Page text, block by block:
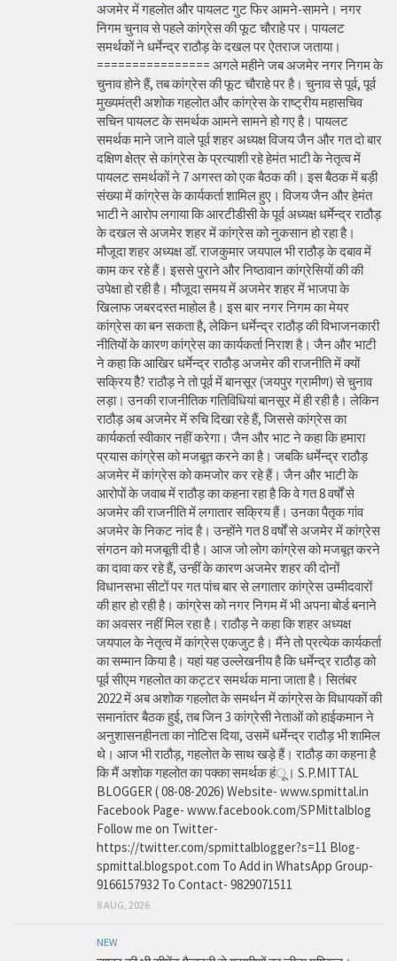
अजमेर में गहलोत और पायलट गुट फिर आमने-सामने। नगर
निगम चुनाव से पहले कांग्रेस की फूट चौराहे पर। पायलट
समर्थकों ने धर्मेन्द्र राठौड़ के दखल पर ऐतराज जताया।
================ अगले महीने जब अजमेर नगर निगम के
चुनाव होने हैं, तब कांग्रेस की फूट चौराहे पर है। चुनाव से पूर्व, पूर्व
मुख्यमंत्री अशोक गहलोत और कांग्रेस के राष्ट्रीय महासचिव
सचिन पायलट के समर्थक आमने सामने हो गए है। पायलट
समर्थक माने जाने वाले पूर्व शहर अध्यक्ष विजय जैन और गत दो बार
दक्षिण क्षेत्र से कांग्रेस के प्रत्याशी रहे हेमंत भाटी के नेतृत्व में
पायलट समर्थकों ने 7 अगस्त को एक बैठक की। इस बैठक में बड़ी
संख्या में कांग्रेस के कार्यकर्ता शामिल हुए। विजय जैन और हेमंत
भाटी ने आरोप लगाया कि आरटीडीसी के पूर्व अध्यक्ष धर्मेन्द्र राठौड़
के दखल से अजमेर शहर में कांग्रेस को नुकसान हो रहा है।
मौजूदा शहर अध्यक्ष डॉ. राजकुमार जयपाल भी राठौड़ के दबाव में
काम कर रहे हैं। इससे पुराने और निष्ठावान कांग्रेसियों की की
उपेक्षा हो रही है। मौजूदा समय में अजमेर शहर में भाजपा के
खिलाफ जबरदस्त माहोल है। इस बार नगर निगम का मेयर
कांग्रेस का बन सकता है, लेकिन धर्मेन्द्र राठौड़ की विभाजनकारी
नीतियों के कारण कांग्रेस का कार्यकर्ता निराश है। जैन और भाटी
ने कहा कि आखिर धर्मेन्द्र राठौड़ अजमेर की राजनीति में क्यों
सक्रिय हैै? राठौड़ ने तो पूर्व में बानसूर (जयपुर ग्रामीण) से चुनाव
लड़ा। उनकी राजनीतिक गतिविधियां बानसूर में ही रही है। लेकिन
राठौड़ अब अजमेर में रुचि दिखा रहे हैं, जिससे कांग्रेस का
कार्यकर्ता स्वीकार नहीं करेगा। जैन और भाट ने कहा कि हमारा
प्रयास कांग्रेस को मजबूत करने का है। जबकि धर्मेन्द्र राठौड़
अजमेर में कांग्रेस को कमजोर कर रहे हैं। जैन और भाटी के
आरोपों के जवाब में राठौड़ का कहना रहा है कि वे गत 8 वर्षों से
अजमेर की राजनीति में लगातार सक्रिय हैं। उनका पैतृक गांव
अजमेर के निकट नांद है। उन्होंने गत 8 वर्षों से अजमेर में कांग्रेस
संगठन को मजबूती दी है। आज जो लोग कांग्रेस को मजबूत करने
का दावा कर रहे हैं, उन्हीं के कारण अजमेर शहर की दोनों
विधानसभा सीटों पर गत पांच बार से लगातार कांग्रेस उम्मीदवारों
की हार हो रही है। कांग्रेस को नगर निगम में भी अपना बोर्ड बनाने
का अवसर नहीं मिल रहा है। राठौड़ ने कहा कि शहर अध्यक्ष
जयपाल के नेतृत्व में कांग्रेस एकजुट है। मैंने तो प्रत्येक कार्यकर्ता
का सम्मान किया है। यहां यह उल्लेखनीय है कि धर्मेन्द्र राठौड़ को
पूर्व सीएम गहलोत का कट्टर समर्थक माना जाता है। सितंबर
2022 में अब अशोक गहलोत के समर्थन में कांग्रेस के विधायकों की
समानांतर बैठक हुई, तब जिन 3 कांग्रेसी नेताओं को हाईकमान ने
अनुशासनहीनता का नोटिस दिया, उसमें धर्मेन्द्र राठौड़ भी शामिल
थे। आज भी राठौड़, गहलोत के साथ खड़े हैं। राठौड़ का कहना है
कि मैं अशोक गहलोत का पक्का समर्थक हंू। S.P.MITTAL
BLOGGER ( 08-08-2026) Website- www.spmittal.in
Facebook Page- www.facebook.com/SPMittalblog
Follow me on Twitter-
https://twitter.com/spmittalblogger?s=11 Blog-
spmittal.blogspot.com To Add in WhatsApp Group-
9166157932 To Contact- 9829071511
8 AUG, 2026
NEW